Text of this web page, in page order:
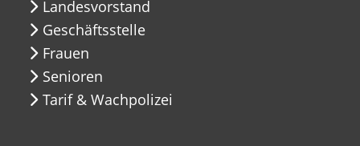
Landesvorstand
Geschäftsstelle
Frauen
Senioren
Tarif & Wachpolizei